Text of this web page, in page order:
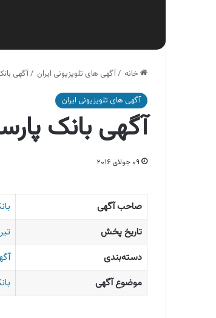
خانه /آگهی های تلویزیونی ایران /آگهی
آگهی های تلویزیونی ایران
آگهی بانک
۰۹ جولای ۲۰۱۶
صاحب آگهی
تاریخ پخش
تیر
دسته‌بندی
موضوع آگهی